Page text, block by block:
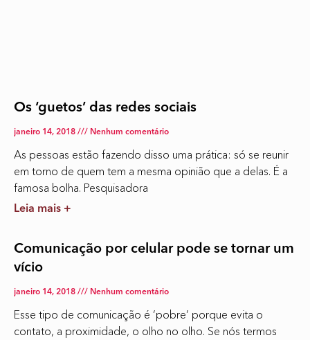
Os ‘guetos’ das redes sociais
janeiro 14, 2018 Nenhum comentário
As pessoas estão fazendo disso uma prática: só se reunir
em torno de quem tem a mesma opinião que a delas. É a
famosa bolha. Pesquisadora
Leia mais +
Comunicação por celular pode se tornar um
vício
janeiro 14, 2018 Nenhum comentário
Esse tipo de comunicação é ‘pobre’ porque evita o
contato, a proximidade, o olho no olho. Se nós termos